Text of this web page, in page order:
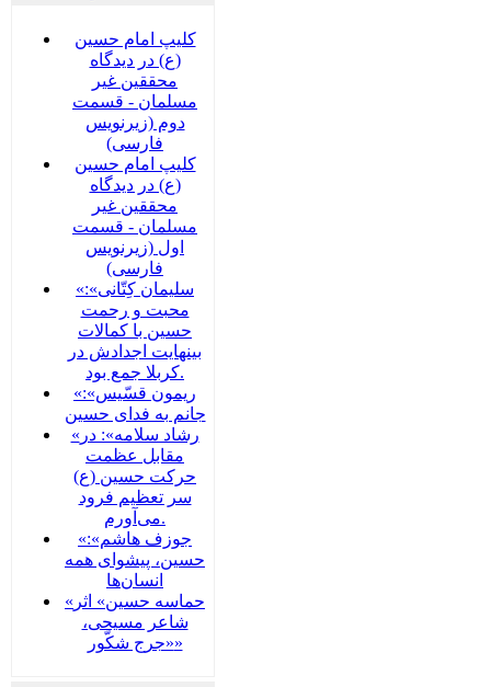
کلیپ امام حسین
(ع) در دیدگاه
محققین غیر
مسلمان - قسمت
دوم (زیرنویس
فارسی)
کلیپ امام حسین
(ع) در دیدگاه
محققین غیر
مسلمان - قسمت
اول (زیرنویس
فارسی)
«سلیمان کِتّانی»:
محبت و رحمت
حسین با کمالات
بینهایت اجدادش در
کربلا جمع بود.
«ریمون قسّیس»:
جانم به فدای حسین
«رشاد سلامه»: در
مقابل عظمت
حرکت حسین (ع)
سر تعظیم فرود
می‌آورم.
«جوزف هاشم»:
حسین، پیشوای همه
انسان‌ها
«حماسه حسین» اثر
شاعر مسیحی،
«جرج شکّور»